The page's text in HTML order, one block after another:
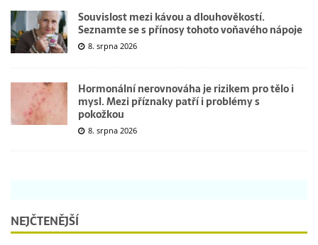
Souvislost mezi kávou a dlouhověkostí.
Seznamte se s přínosy tohoto voňavého nápoje
8. srpna 2026
Hormonální nerovnováha je rizikem pro tělo i
mysl. Mezi příznaky patří i problémy s
pokožkou
8. srpna 2026
NEJČTENĚJŠÍ